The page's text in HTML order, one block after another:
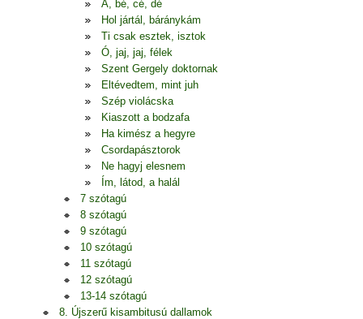
Á, bé, cé, dé
Hol jártál, báránykám
Ti csak esztek, isztok
Ó, jaj, jaj, félek
Szent Gergely doktornak
Eltévedtem, mint juh
Szép violácska
Kiaszott a bodzafa
Ha kimész a hegyre
Csordapásztorok
Ne hagyj elesnem
Ím, látod, a halál
7 szótagú
8 szótagú
9 szótagú
10 szótagú
11 szótagú
12 szótagú
13-14 szótagú
8. Újszerű kisambitusú dallamok